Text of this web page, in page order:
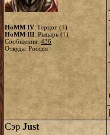
HoMM IV: Герцог (4)
HoMM III: Рыцарь (1)
Сообщения:436
Откуда: Россия
Сэр Just